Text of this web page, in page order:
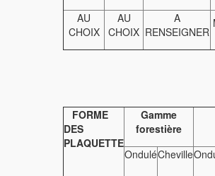
AU
CHOIX
AU
CHOIX
A
RENSEIGNER
FORME
DES
PLAQUETTE
Gamme
forestière
OnduléCheville